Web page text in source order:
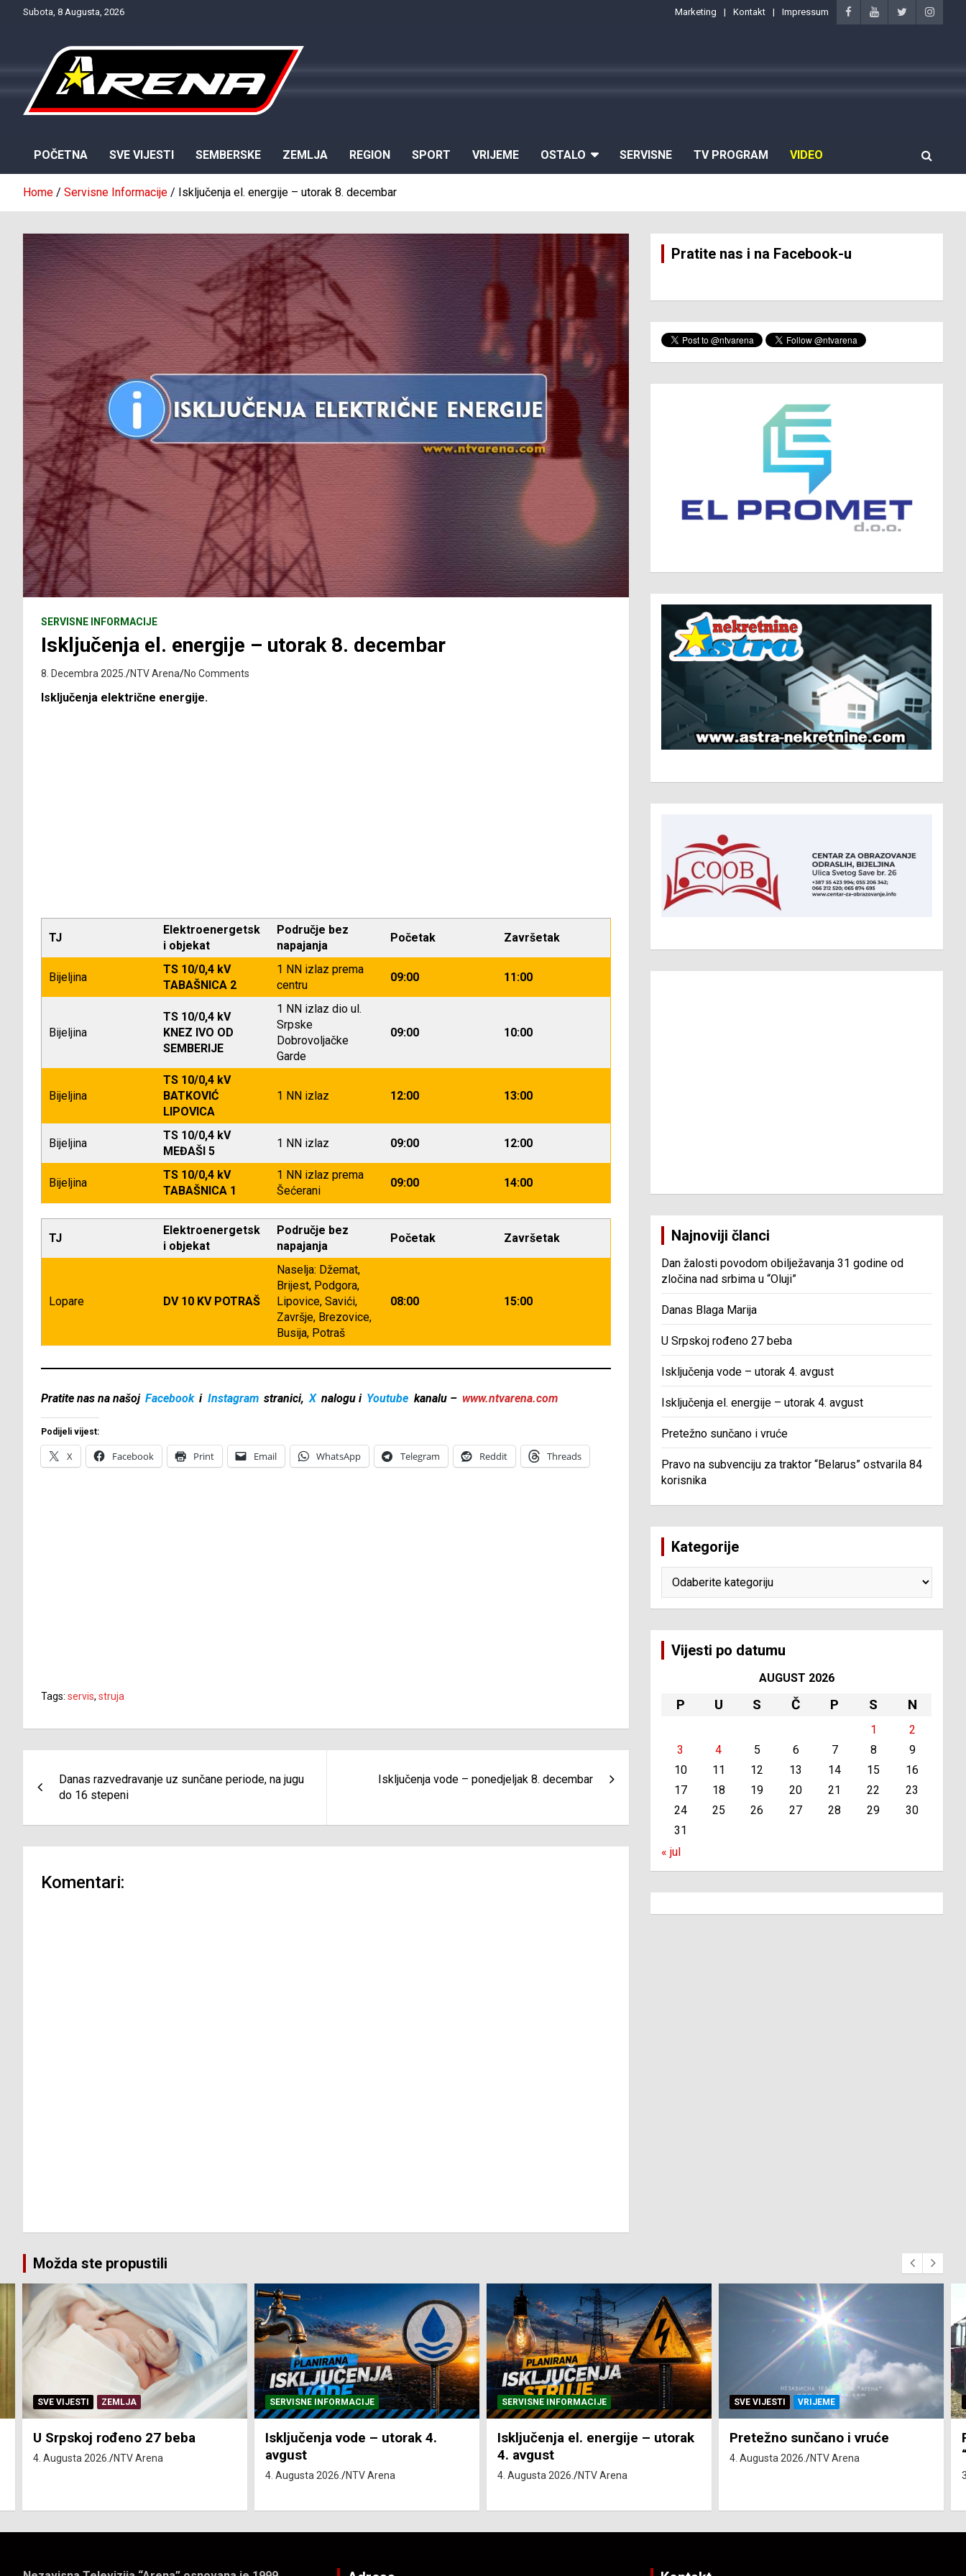
Subota, 8 Augusta, 2026 Marketing Kontakt Impressum
POČETNA SVE VIJESTI SEMBERSKE ZEMLJA REGION SPORT VRIJEME OSTALO SERVISNE TV PROGRAM VIDEO
Home Servisne Informacije Isključenja el. energije – utorak 8. decembar
SERVISNE INFORMACIJE
Isključenja el. energije – utorak 8. decembar
8. Decembra 2025. NTV Arena No Comments
Isključenja električne energije.
TJ
Elektroenergetsk
i objekat
Područje bez
napajanja
Početak Završetak
Bijeljina
TS 10/0,4 kV
TABAŠNICA 2
1 NN izlaz prema
centru
09:00 11:00
Bijeljina
TS 10/0,4 kV
KNEZ IVO OD
SEMBERIJE
1 NN izlaz dio ul.
Srpske
Dobrovoljačke
Garde
09:00 10:00
Bijeljina
TS 10/0,4 kV
BATKOVIĆ
LIPOVICA
1 NN izlaz 12:00 13:00
Bijeljina
TS 10/0,4 kV
MEĐAŠI 5
1 NN izlaz 09:00 12:00
Bijeljina
TS 10/0,4 kV
TABAŠNICA 1
1 NN izlaz prema
Šećerani
09:00 14:00
TJ
Elektroenergetsk
i objekat
Područje bez
napajanja
Početak Završetak
Lopare DV 10 KV POTRAŠ
Naselja: Džemat,
Brijest, Podgora,
Lipovice, Savići,
Završje, Brezovice,
Busija, Potraš
08:00 15:00
Pratite nas na našoj Facebook i Instagram stranici, X nalogu i Youtube kanalu – www.ntvarena.com
Podijeli vijest:
X Facebook Print Email WhatsApp Telegram Reddit Threads
Tags: servis, struja
članaka
Danas razvedravanje uz sunčane periode, na jugu
do 16 stepeni
Isključenja vode – ponedjeljak 8. decembar
Komentari:
Pratite nas i na Facebook-u
Najnoviji članci
Dan žalosti povodom obilježavanja 31 godine od
zločina nad srbima u “Oluji”
Danas Blaga Marija
U Srpskoj rođeno 27 beba
Isključenja vode – utorak 4. avgust
Isključenja el. energije – utorak 4. avgust
Pretežno sunčano i vruće
Pravo na subvenciju za traktor “Belarus” ostvarila 84
korisnika
Kategorije
Vijesti po datumu
AUGUST 2026
P U S Č P S N
1
2
3
4 5 6 7 8
9
10
11 12 13 14 15
16
17
18 19 20 21 22
23
24
25 26 27 28 29
30
31
« jul
Možda ste propustili
SERVISNE INFORMACIJE
Isključenja vode – utorak 4.
avgust
SERVISNE INFORMACIJE
Isključenja el. energije – utorak
4. avgust
4. Augusta 2026. NTV Arena
SVE VIJESTI VRIJEME
Pretežno sunčano i vruće
4. Augusta 2026.
SVE VIJESTI ZEMLJA
Pravo na subvenciju za traktor
“Belarus” ostvarila 84 korisnika